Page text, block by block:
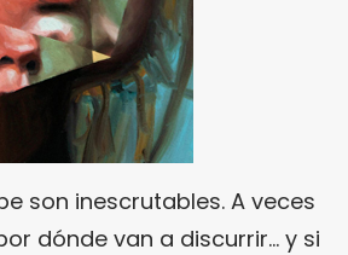
son inescrutables. A veces
dónde van a discurrir… y si